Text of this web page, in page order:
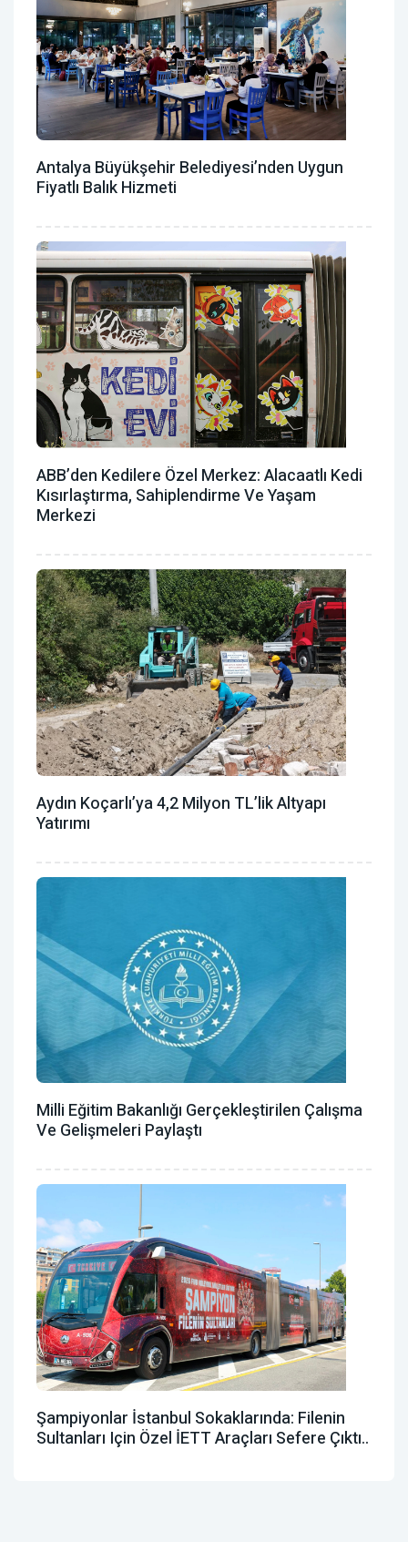
Antalya Büyükşehir Belediyesi’nden Uygun
Fiyatlı Balık Hizmeti
ABB’den Kedilere Özel Merkez: Alacaatlı Kedi
Kısırlaştırma, Sahiplendirme Ve Yaşam
Merkezi
Aydın Koçarlı’ya 4,2 Milyon TL’lik Altyapı
Yatırımı
Milli Eğitim Bakanlığı Gerçekleştirilen Çalışma
Ve Gelişmeleri Paylaştı
Şampiyonlar İstanbul Sokaklarında: Filenin
Sultanları Için Özel İETT Araçları Sefere Çıktı..